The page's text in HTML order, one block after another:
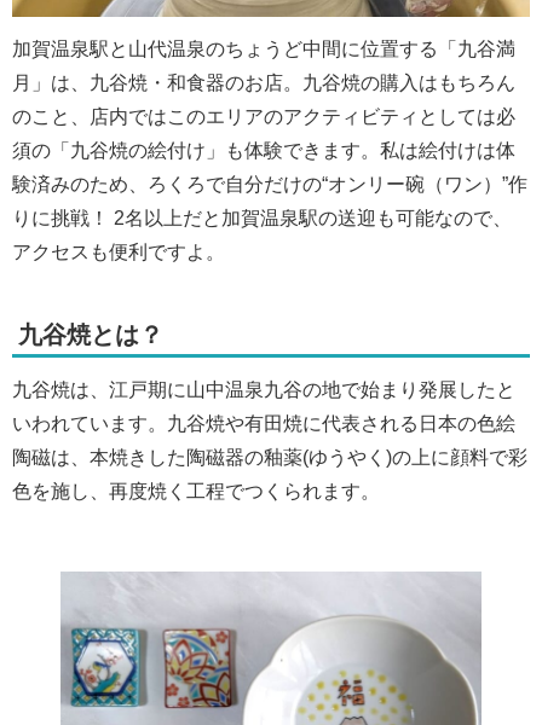
加賀温泉駅と山代温泉のちょうど中間に位置する「九谷満
月」は、九谷焼・和食器のお店。九谷焼の購入はもちろん
のこと、店内ではこのエリアのアクティビティとしては必
須の「九谷焼の絵付け」も体験できます。私は絵付けは体
験済みのため、ろくろで自分だけの“オンリー碗（ワン）”作
りに挑戦！ 2名以上だと加賀温泉駅の送迎も可能なので、
アクセスも便利ですよ。
九谷焼とは？
九谷焼は、江戸期に山中温泉九谷の地で始まり発展したと
いわれています。九谷焼や有田焼に代表される日本の色絵
陶磁は、本焼きした陶磁器の釉薬(ゆうやく)の上に顔料で彩
色を施し、再度焼く工程でつくられます。